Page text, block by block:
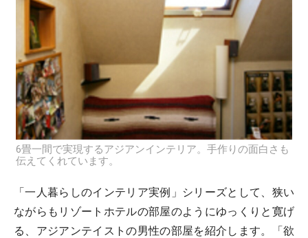
6畳一間で実現するアジアンインテリア。手作りの面白さも
伝えてくれています。
「一人暮らしのインテリア実例」シリーズとして、狭い
ながらもリゾートホテルの部屋のようにゆっくりと寛げ
る、アジアンテイストの男性の部屋を紹介します。「欲